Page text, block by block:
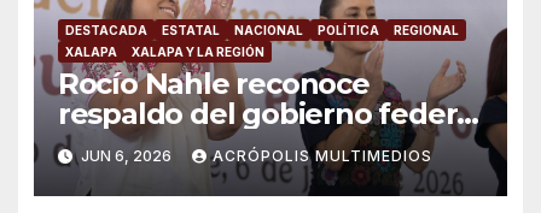
DESTACADA ESTATAL NACIONAL POLÍTICA
REGIONAL
XALAPA
XALAPA Y LA REGIÓN
Rocío Nahle reconoce
respaldo del gobierno federal
en beneficio de los jóvenes
JUN 6, 2026 ACRÓPOLIS MULTIMEDIOS